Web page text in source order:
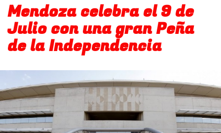
Mendoza celebra el 9 de
Julio con una gran Peña
de la Independencia